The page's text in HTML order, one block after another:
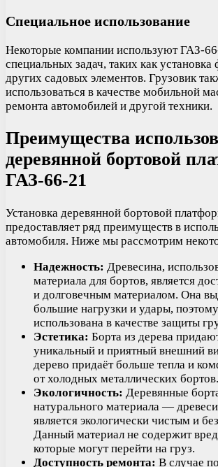
Специальное использование
Некоторые компании используют ГАЗ-
специальных задач, таких как установка
других садовых элементов. Грузовик
использоваться в качестве мобильной
ремонта автомобилей и другой техники.
Преимущества
деревянной бортовой
ГАЗ-66-21
Установка деревянной бортовой
предоставляет ряд преимуществ в
автомобиля. Ниже мы рассмотрим
Надежность: Древесина,
материала для бортов, является
и долговечным материалом. Она
большие нагрузки и удары,
использована в качестве защиты
Эстетика: Борта из дерева
уникальный и приятный внешний
дерево придаёт больше тепла и
от холодных металлических бортов.
Экологичность: Деревянные
натурального материала —
является экологически чистым и
Данный материал не содержит
которые могут перейти на груз.
Доступность ремонта: В случае